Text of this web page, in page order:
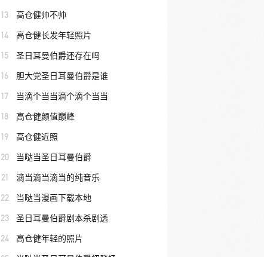
13 高仓健帅不帅
14 高仓健长发年轻照片
15 圣日耳曼伯爵还存在吗
16 胆大党圣日耳曼伯爵是谁
17 当滴个当当滴个滴个当当
18 高仓健颜值巅峰
19 高仓健近照
20 当哒当圣日耳曼伯爵
21 滴当滴当滴当的纯音乐
22 当哒当漫画下载本地
23 圣日耳曼伯爵剧本杀剧透
24 高仓健年轻的照片